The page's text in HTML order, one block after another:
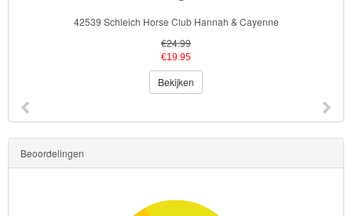
42539 Schleich Horse Club Hannah & Cayenne
€24.99
€19.95
Bekijken
Beoordelingen